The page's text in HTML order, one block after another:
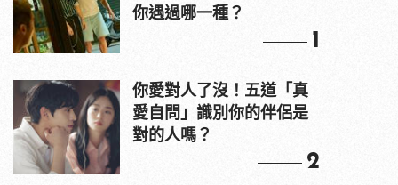
你遇過哪一種？
1
你愛對人了沒！五道「真
愛自問」識別你的伴侶是
對的人嗎？
2